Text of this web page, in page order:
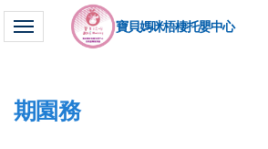
寶貝媽咪梧棲托嬰中心
期園務